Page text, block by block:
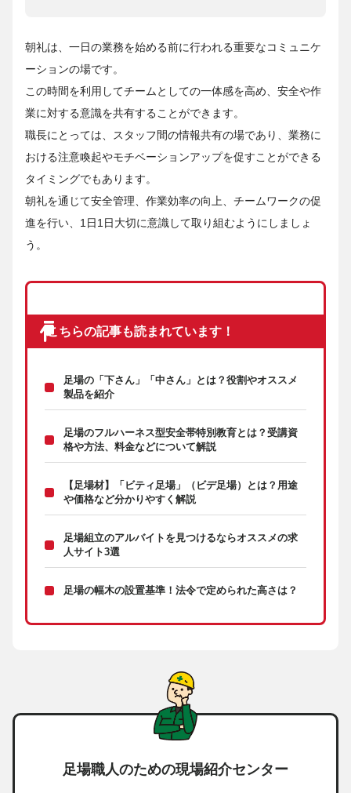
朝礼は、一日の業務を始める前に行われる重要なコミュニケ
ーションの場です。
この時間を利用してチームとしての一体感を高め、安全や作
業に対する意識を共有することができます。
職長にとっては、スタッフ間の情報共有の場であり、業務に
おける注意喚起やモチベーションアップを促すことができる
タイミングでもあります。
朝礼を通じて安全管理、作業効率の向上、チームワークの促
進を行い、1日1日大切に意識して取り組むようにしましょ
う。
こちらの記事も読まれています！
足場の「下さん」「中さん」とは？役割やオススメ
製品を紹介
足場のフルハーネス型安全帯特別教育とは？受講資
格や方法、料金などについて解説
【足場材】「ビティ足場」（ビデ足場）とは？用途
や価格など分かりやすく解説
足場組立のアルバイトを見つけるならオススメの求
人サイト3選
足場の幅木の設置基準！法令で定められた高さは？
足場職人のための現場紹介センター